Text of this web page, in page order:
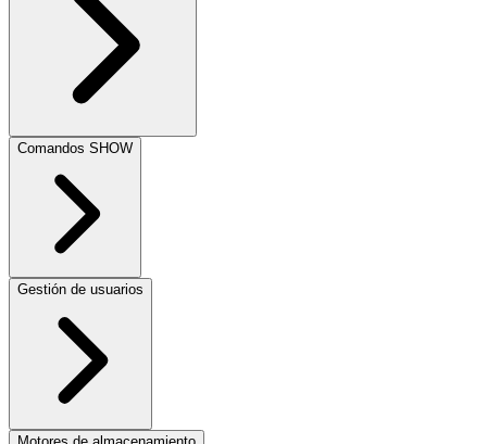
Comandos SHOW
Gestión de usuarios